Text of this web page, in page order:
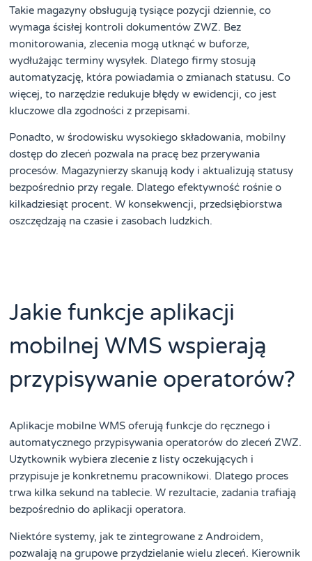
Takie magazyny obsługują tysiące pozycji dziennie, co
wymaga ścisłej kontroli dokumentów ZWZ. Bez
monitorowania, zlecenia mogą utknąć w buforze,
wydłużając terminy wysyłek. Dlatego firmy stosują
automatyzację, która powiadamia o zmianach statusu. Co
więcej, to narzędzie redukuje błędy w ewidencji, co jest
kluczowe dla zgodności z przepisami.
Ponadto, w środowisku wysokiego składowania, mobilny
dostęp do zleceń pozwala na pracę bez przerywania
procesów. Magazynierzy skanują kody i aktualizują statusy
bezpośrednio przy regale. Dlatego efektywność rośnie o
kilkadziesiąt procent. W konsekwencji, przedsiębiorstwa
oszczędzają na czasie i zasobach ludzkich.
Jakie funkcje aplikacji
mobilnej WMS wspierają
przypisywanie operatorów?
Aplikacje mobilne WMS oferują funkcje do ręcznego i
automatycznego przypisywania operatorów do zleceń ZWZ.
Użytkownik wybiera zlecenie z listy oczekujących i
przypisuje je konkretnemu pracownikowi. Dlatego proces
trwa kilka sekund na tablecie. W rezultacie, zadania trafiają
bezpośrednio do aplikacji operatora.
Niektóre systemy, jak te zintegrowane z Androidem,
pozwalają na grupowe przydzielanie wielu zleceń. Kierownik